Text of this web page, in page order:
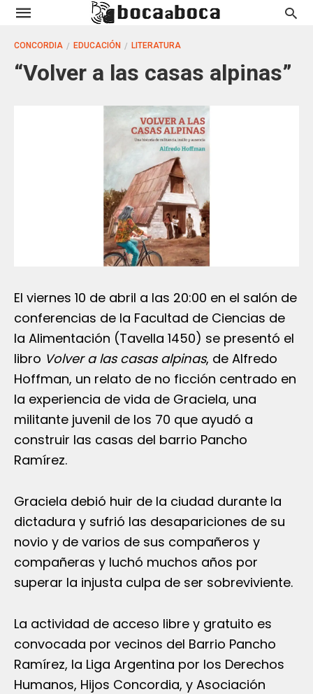
CONCORDIA EDUCACIÓN LITERATURA
“Volver a las casas alpinas”
El viernes 10 de abril a las 20:00 en el salón de
conferencias de la Facultad de Ciencias de
la Alimentación (Tavella 1450) se presentó el
libro Volver a las casas alpinas, de Alfredo
Hoffman, un relato de no ficción centrado en
la experiencia de vida de Graciela, una
militante juvenil de los 70 que ayudó a
construir las casas del barrio Pancho
Ramírez.
Graciela debió huir de la ciudad durante la
dictadura y sufrió las desapariciones de su
novio y de varios de sus compañeros y
compañeras y luchó muchos años por
superar la injusta culpa de ser sobreviviente.
La actividad de acceso libre y gratuito es
convocada por vecinos del Barrio Pancho
Ramírez, la Liga Argentina por los Derechos
Humanos, Hijos Concordia, y Asociación